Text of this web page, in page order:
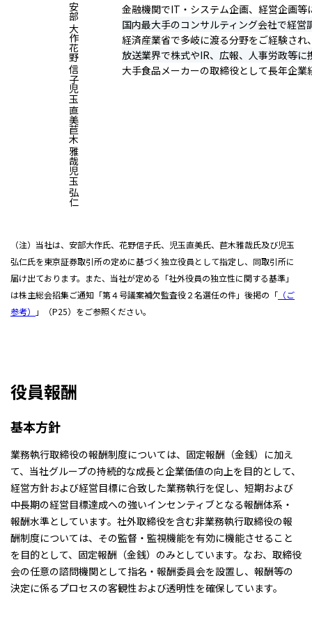
安部 大作
花野 信子
児玉 直美
苣木 雅哉
児玉 弘仁
金融機関でIT・システム企画、経営企画
国内最大手のコンサルティング会社で経
経済産業省で多岐に渡る分野をご経験さ
放送業界で株式やIR、広報、人事労政等
大手食品メーカーの取締役として長年企
（注）当社は、安部大作氏、花野信子氏、児玉直美氏、苣木雅哉氏及び児玉
弘仁氏を東京証券取引所の定めに基づく独立役員として指定し、同取引所に
届け出ております。また、当社が定める「社外役員の独立性に関する基準」
は株主総会招集ご通知「第４号議案補欠監査役２名選任の件」後掲の「 （ご
参考）
」（P25）をご参照ください。
役員報酬
基本方針
業務執行取締役の報酬制度については、固定報酬（金銭）に加え
て、当社グループの持続的な成長と企業価値の向上を目的として、
経営方針および経営目標に合致した業務執行を促し、短期および
中長期の経営目標達成への強いインセンティブとなる報酬体系・
報酬水準としています。社外取締役を含む非業務執行取締役の報
酬制度については、その監督・監視機能を有効に機能させること
を目的として、固定報酬（金銭）のみとしています。なお、取締役
会の任意の諮問機関として指名・報酬委員会を設置し、報酬等の
決定に係るプロセスの客観性および透明性を確保しています。